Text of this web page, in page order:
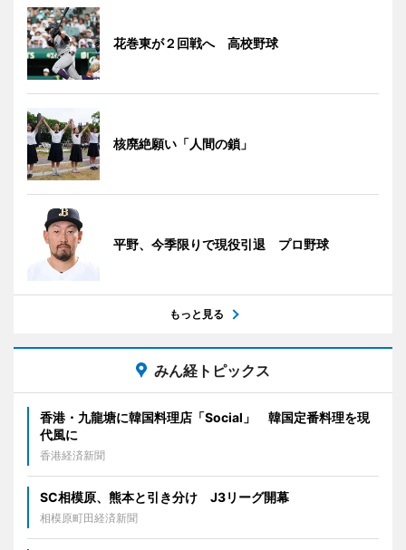
花巻東が２回戦へ 高校野球
核廃絶願い「人間の鎖」
平野、今季限りで現役引退 プロ野球
もっと見る
みん経トピックス
香港・九龍塘に韓国料理店「Social」 韓国定番料理を現
代風に
香港経済新聞
SC相模原、熊本と引き分け J3リーグ開幕
相模原町田経済新聞